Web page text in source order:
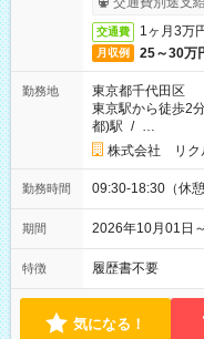
交通費 1ヶ月3万
月収例 25～30万
勤務地
東京都千代田区
東京駅から徒歩2
都)駅 / …
株式会社 リク
勤務時間 09:30-18:30（休
期間 2026年10月01
特徴 履歴書不要
気になる！